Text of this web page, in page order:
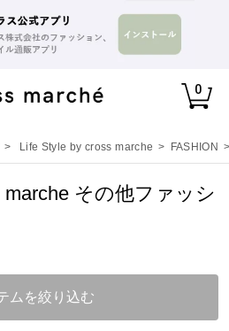
0
> Life Style by cross marche > FASHION
marche その他ファッシ
ムを絞り込む